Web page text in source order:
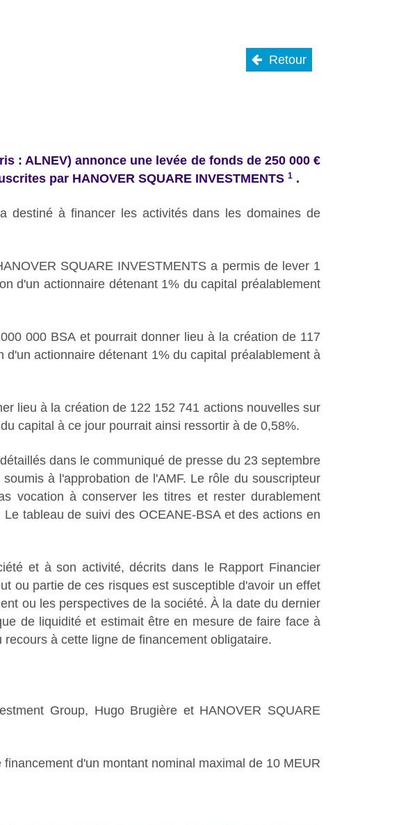
Retour
: ALNEV) annonce une levée de fonds de 250 000 €
par HANOVER SQUARE INVESTMENTS 1 .
à financer les activités dans les domaines de
SQUARE INVESTMENTS a permis de lever 1
d'un actionnaire détenant 1% du capital préalablement
000 BSA et pourrait donner lieu à la création de 117
actionnaire détenant 1% du capital préalablement à
lieu à la création de 122 152 741 actions nouvelles sur
capital à ce jour pourrait ainsi ressortir à de 0,58%.
dans le communiqué de presse du 23 septembre
à l'approbation de l'AMF. Le rôle du souscripteur
vocation à conserver les titres et rester durablement
tableau de suivi des OCEANE-BSA et des actions en
et à son activité, décrits dans le Rapport Financier
ou partie de ces risques est susceptible d'avoir un effet
ou les perspectives de la société. À la date du dernier
de liquidité et estimait être en mesure de faire face à
à cette ligne de financement obligataire.
Group, Hugo Brugière et HANOVER SQUARE
d'un montant nominal maximal de 10 MEUR